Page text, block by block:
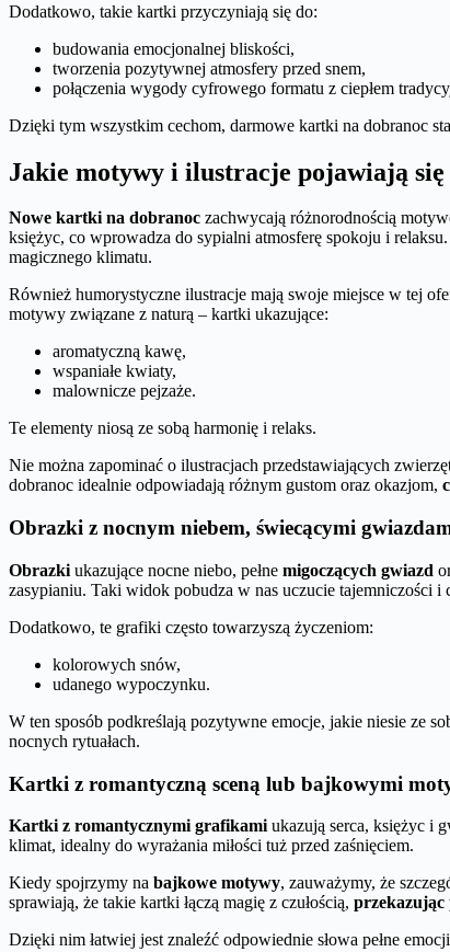
Dodatkowo, takie kartki przyczyniają się do:
budowania emocjonalnej bliskości,
tworzenia pozytywnej atmosfery przed snem,
połączenia wygody cyfrowego formatu z ciepłem
Dzięki tym wszystkim cechom, darmowe kartki na dobranoc
Jakie motywy i ilustracje pojawiają
Nowe kartki na dobranoc zachwycają różnorodnością
księżyc, co wprowadza do sypialni atmosferę spokoju i relaksu.
magicznego klimatu.
Również humorystyczne ilustracje mają swoje miejsce w tej
motywy związane z naturą – kartki ukazujące:
aromatyczną kawę,
wspaniałe kwiaty,
malownicze pejzaże.
Te elementy niosą ze sobą harmonię i relaks.
Nie można zapominać o ilustracjach przedstawiających
dobranoc idealnie odpowiadają różnym gustom oraz okazjom,
Obrazki z nocnym niebem, świecącymi
Obrazki ukazujące nocne niebo, pełne migoczących gwiazd
zasypianiu. Taki widok pobudza w nas uczucie tajemniczości
Dodatkowo, te grafiki często towarzyszą życzeniom:
kolorowych snów,
udanego wypoczynku.
W ten sposób podkreślają pozytywne emocje, jakie niesie ze
nocnych rytuałach.
Kartki z romantyczną sceną lub bajkowymi
Kartki z romantycznymi grafikami ukazują serca, księżyc i
klimat, idealny do wyrażania miłości tuż przed zaśnięciem.
Kiedy spojrzymy na bajkowe motywy, zauważymy, że
sprawiają, że takie kartki łączą magię z czułością, przekazując
Dzięki nim łatwiej jest znaleźć odpowiednie słowa pełne